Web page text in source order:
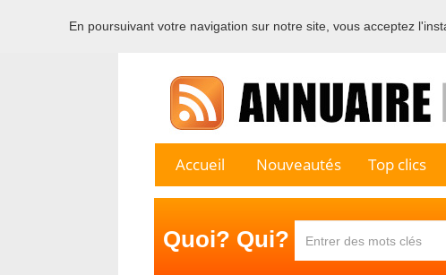
Bienvenue sur
Accueil Nouveautés Top clics
Quoi? Qui?
En poursuivant votre navigation sur notre site, vous acceptez